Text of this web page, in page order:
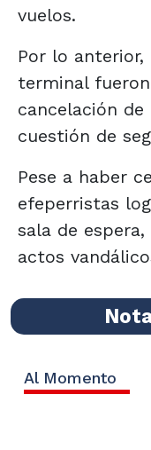
vuelos.
Por lo
terminal
cancelación
cuestión de
Pese a haber
efeperristas
sala de
actos
Al Momento